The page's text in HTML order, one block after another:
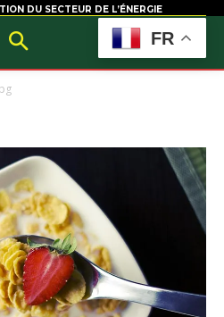
DU SECTEUR DE L’ÉNERGIE
FR